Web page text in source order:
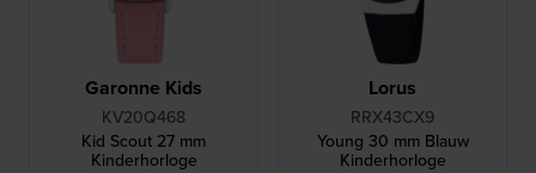
Garonne Kids
KV20Q468
Kid Scout 27 mm
Kinderhorloge
Lorus
RRX43CX9
Young 30 mm Blauw
Kinderhorloge